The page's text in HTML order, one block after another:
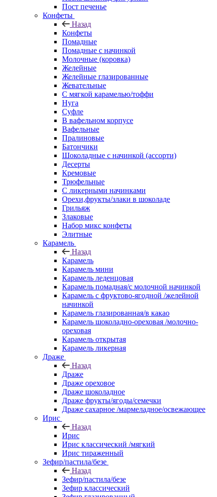
Пост печенье
Конфеты
Назад
Конфеты
Помадные
Помадные с начинкой
Молочные (коровка)
Желейные
Желейные глазированные
Жевательные
С мягкой карамелью/тоффи
Нуга
Суфле
В вафельном корпусе
Вафельные
Пралиновые
Батончики
Шоколадные с начинкой (ассорти)
Десерты
Кремовые
Трюфельные
С ликерными начинками
Орехи,фрукты/злаки в шоколаде
Грильяж
Злаковые
Набор микс конфеты
Элитные
Карамель
Назад
Карамель
Карамель мини
Карамель леденцовая
Карамель помадная/с молочной начинкой
Карамель с фруктово-ягодной /желейной
начинкой
Карамель глазированная/в какао
Карамель шоколадно-ореховая /молочно-
ореховая
Карамель открытая
Карамель ликерная
Драже
Назад
Драже
Драже ореховое
Драже шоколадное
Драже фрукты/ягоды/семечки
Драже сахарное /мармеладное/освежающее
Ирис
Назад
Ирис
Ирис классический /мягкий
Ирис тираженный
Зефир/пастила/безе
Назад
Зефир/пастила/безе
Зефир классический